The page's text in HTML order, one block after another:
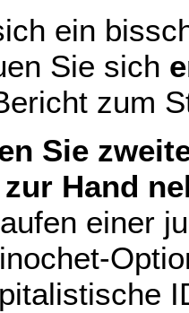
ein
Sie sich
zum
Sie
Hand
einer